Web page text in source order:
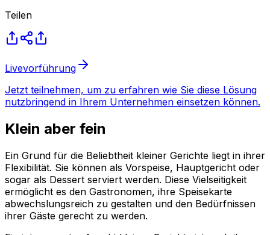
Teilen
Livevorführung
Jetzt teilnehmen, um zu erfahren wie Sie diese Lösung
nutzbringend in Ihrem Unternehmen einsetzen können.
Klein aber fein
Ein Grund für die Beliebtheit kleiner Gerichte liegt in ihrer
Flexibilität. Sie können als Vorspeise, Hauptgericht oder
sogar als Dessert serviert werden. Diese Vielseitigkeit
ermöglicht es den Gastronomen, ihre Speisekarte
abwechslungsreich zu gestalten und den Bedürfnissen
ihrer Gäste gerecht zu werden.